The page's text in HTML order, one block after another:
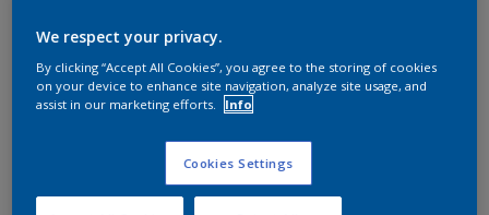
We respect your privacy.
By clicking “Accept All Cookies”, you agree to the storing of cookies
on your device to enhance site navigation, analyze site usage, and
assist in our marketing efforts.
Info
Cookies Settings